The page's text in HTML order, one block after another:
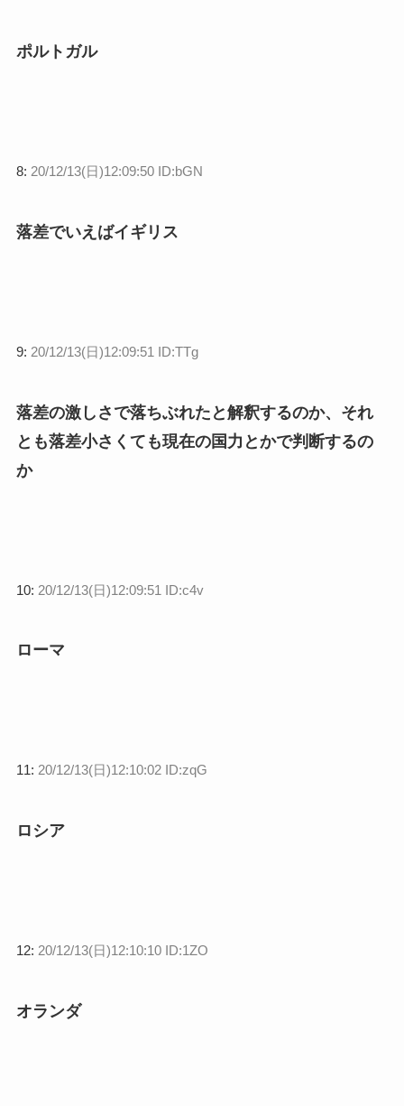
ポルトガル
8: 20/12/13(日)12:09:50 ID:bGN
落差でいえばイギリス
9: 20/12/13(日)12:09:51 ID:TTg
落差の激しさで落ちぶれたと解釈するのか、それ
とも落差小さくても現在の国力とかで判断するの
か
10: 20/12/13(日)12:09:51 ID:c4v
ローマ
11: 20/12/13(日)12:10:02 ID:zqG
ロシア
12: 20/12/13(日)12:10:10 ID:1ZO
オランダ